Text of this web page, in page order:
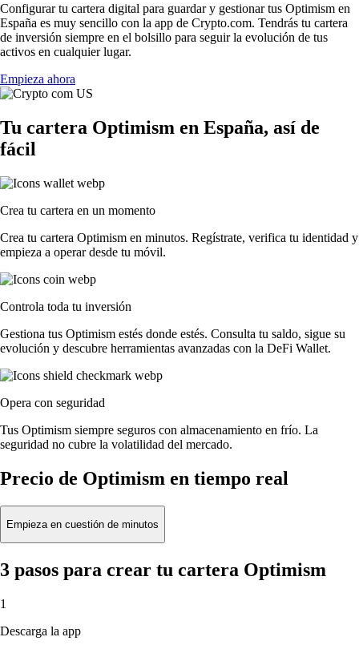
Configurar tu cartera digital para guardar y gestionar tus Optimism en
España es muy sencillo con la app de Crypto.com. Tendrás tu cartera
de inversión siempre en el bolsillo para seguir la evolución de tus
activos en cualquier lugar.
Empieza ahora
Tu cartera Optimism en España, así de
fácil
Crea tu cartera en un momento
Crea tu cartera Optimism en minutos. Regístrate, verifica tu identidad y
empieza a operar desde tu móvil.
Controla toda tu inversión
Gestiona tus Optimism estés donde estés. Consulta tu saldo, sigue su
evolución y descubre herramientas avanzadas con la DeFi Wallet.
Opera con seguridad
Tus Optimism siempre seguros con almacenamiento en frío. La
seguridad no cubre la volatilidad del mercado.
Precio de Optimism en tiempo real
Empieza en cuestión de minutos
3 pasos para crear tu cartera Optimism
1
Descarga la app